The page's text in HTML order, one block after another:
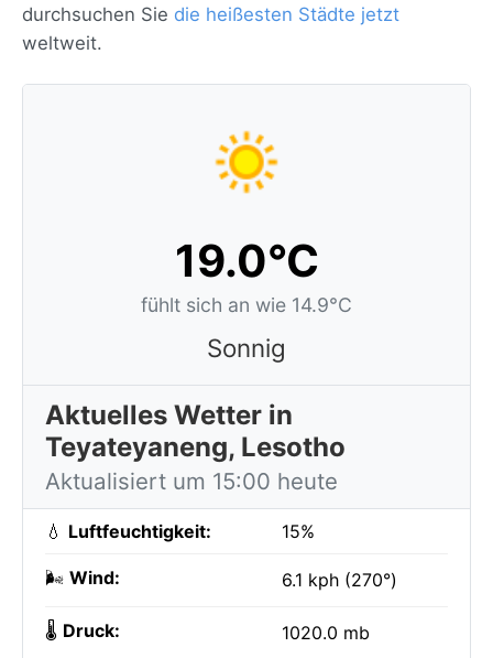
durchsuchen Sie die heißesten Städte jetzt
weltweit.
19.0°C
fühlt sich an wie 14.9°C
Sonnig
Aktuelles Wetter in
Teyateyaneng, Lesotho
Aktualisiert um 15:00 heute
💧 Luftfeuchtigkeit: 15%
🌬️ Wind: 6.1 kph (270°)
🌡️ Druck: 1020.0 mb